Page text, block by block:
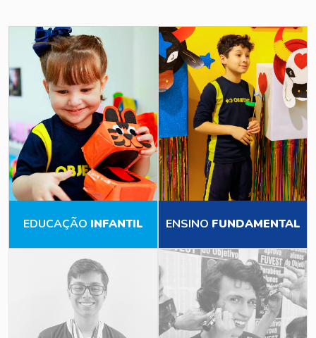
EDUCAÇÃO INFANTIL ENSINO FUNDAMENTAL